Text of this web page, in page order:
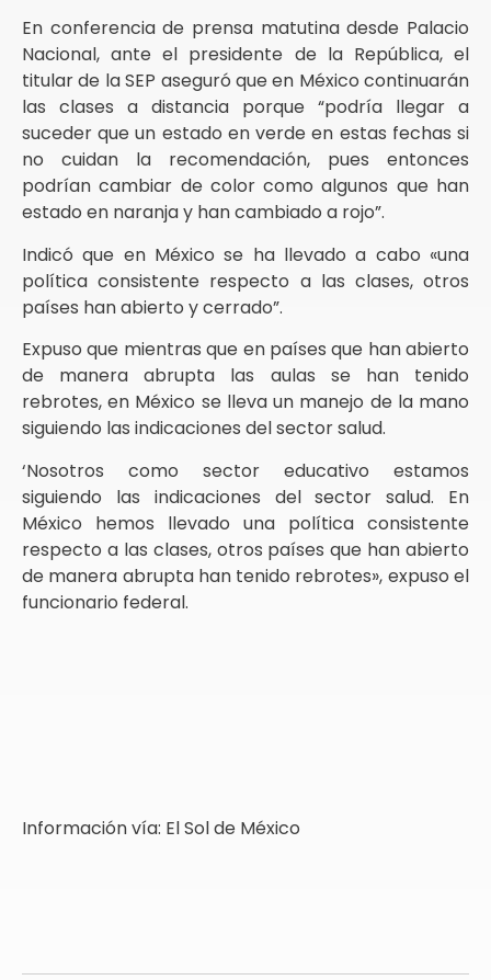
En conferencia de prensa matutina desde Palacio
Nacional, ante el presidente de la República, el
titular de la SEP aseguró que en México continuarán
las clases a distancia porque “podría llegar a
suceder que un estado en verde en estas fechas si
no cuidan la recomendación, pues entonces
podrían cambiar de color como algunos que han
estado en naranja y han cambiado a rojo”.
Indicó que en México se ha llevado a cabo «una
política consistente respecto a las clases, otros
países han abierto y cerrado”.
Expuso que mientras que en países que han abierto
de manera abrupta las aulas se han tenido
rebrotes, en México se lleva un manejo de la mano
siguiendo las indicaciones del sector salud.
‘Nosotros como sector educativo estamos
siguiendo las indicaciones del sector salud. En
México hemos llevado una política consistente
respecto a las clases, otros países que han abierto
de manera abrupta han tenido rebrotes», expuso el
funcionario federal.
Información vía: El Sol de México